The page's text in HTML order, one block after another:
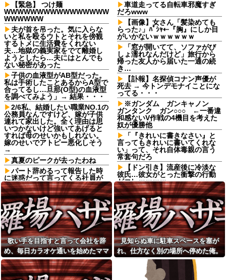
【緊急】 つけ麺
WWWWWWWWWWWWWWWW
WWWWWW
夫が首を吊った。気に入らな
いと私を殴るウトとそれを傍観
するトメに生活費をくれない
夫…地獄の義実家をでて離婚し
ようとしたら…夫にはとんでも
ない秘密があった
子供の血液型がAB型だった。
私は手術したことあるからA型で
合ってるし…旦那(O型)の血液型
を調べてみよう」→ 結果・・・
2/6私、結婚したい職業NO.1の
公務員なんですけど、嫁が子供
連れて家出した。全く理由は思
いつかないけど強いてあげると
すれば母のせいかもしれない。
嫁のせいでアトピー悪化しそう
→
真夏のピークが去ったわね
パート辞めるって報告した時
に迷惑だって言ってくる社員が
いて、その人の不満を言い返し
てしまった
ATMで何度も入出金を繰り返
す人に声をかけた若い女性にモ
ヤっとする。若い人ってそんな
余裕ないのかな？
友達の家に遊びに行ったらア
ルバムに私の写真が飾ってあっ
た。しかも私が知らない写真
レストランで。夫婦「今日は
娘の誕生日なんです」店員
「少々お待ちください」→運ば
車道走ってる自転車邪魔すぎ
だろwww
【画像】女さん「髪染めても
らった♪」ﾊﾟｼｬ⇠『胸』にしか目
がいかないｗｗｗｗｗｗ
「窓が開いてて、ソファがび
しょ濡れなんだけど」旅行から
帰った友人から届いた一通の続
き…
【訃報】名探偵コナン声優が
死去 → 今トンデモナイことにな
ってる・・・
※ガンダム ガンキャノン
ガンタンク ガン○○○ ←一番違
和感ないV作戦の4機目を考えた
奴が優勝他
「『きれいに書きなさい』と
言ってもきれいに書いてくれな
い」って、それ自体毒親の言う
常套句だろ
【ドン引き】流産後に冷淡な
彼氏…彼女がとった衝撃の行動
がコレｗｗｗｗ
日頃からセクハラ三昧で毎回
周囲に〆られても反省しないウ
トに、とうとう後ろから抱きつ
かれて胸を掴まれた → 私は肘で
ウトの腹を思い切りどついて、○
玉あたりを蹴飛ばし…
【正論】彫り師YouTuber「刺
青タトゥー入れてる奴は全員バ
カです。偏見は正しい。すごい
民度低い」
【朗報】寺田心、週6ジム通い
で体重62kg→82kgに
歌い手を目指すと言って会社を辞
め、毎日カラオケ通いを始めたママ
友。嫌な予感は見事に当たってしま
い…
見知らぬ車に駐車スペースを塞が
れ、仕方なく別の場所へ停めた俺。
気づけばパトカーまで来る騒ぎにな
って…